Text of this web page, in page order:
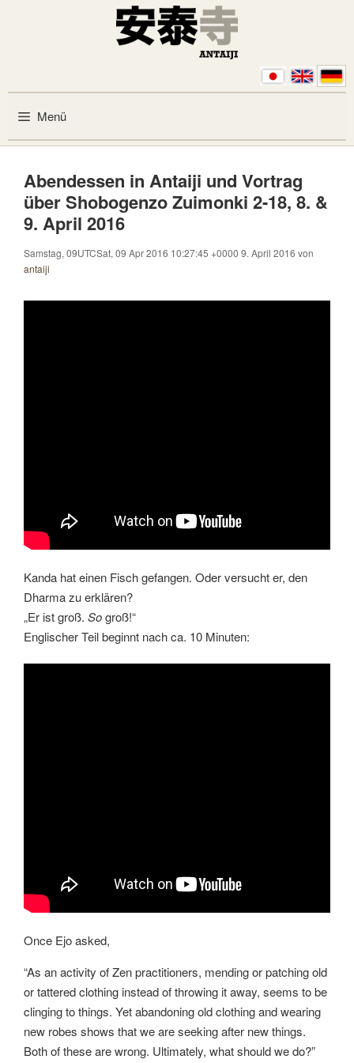
Menü
Abendessen in Antaiji und Vortrag
über Shobogenzo Zuimonki 2-18, 8. &
9. April 2016
Samstag, 09UTCSat, 09 Apr 2016 10:27:45 +0000 9. April 2016 von
antaiji
Kanda hat einen Fisch gefangen. Oder versucht er, den
Dharma zu erklären?
„Er ist groß. Sogroß!“
Englischer Teil beginnt nach ca. 10 Minuten:
Once Ejo asked,
“As an activity of Zen practitioners, mending or patching old
or tattered clothing instead of throwing it away, seems to be
clinging to things. Yet abandoning old clothing and wearing
new robes shows that we are seeking after new things.
Both of these are wrong. Ultimately, what should we do?”